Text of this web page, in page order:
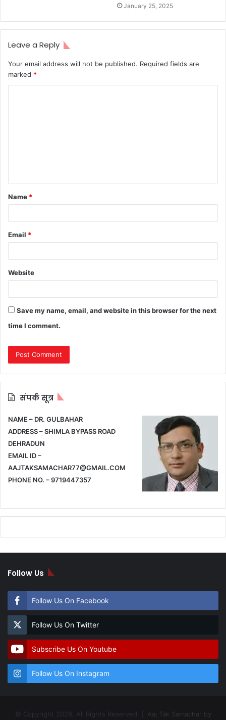
January 25, 2025
Leave a Reply
Your email address will not be published. Required fields are
marked *
t
*
Name *
Email *
Website
Save my name, email, and website in this browser for the next
time I comment.
संपर्क सूत्र
NAME – DR. GULBAHAR
ADDRESS – SHIMLA BYPASS ROAD
DEHRADUN
EMAIL ID –
AAJTAKSAMACHAR77@GMAIL.COM
PHONE NO. – 9719447357
Follow Us
Follow Us On Facebook
Follow Us On Twitter
Subscribe Us On Youtube
Follow Us On Instagram
© Copyright 2026, All Rights Reserved | Aaj Tak Samachar by